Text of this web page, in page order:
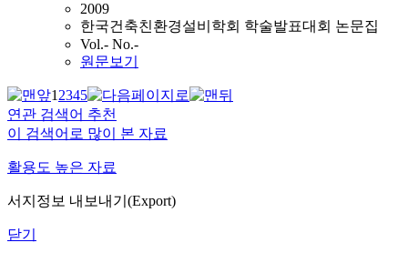
2009
한국건축친환경설비학회 학술발표대회 논문집
Vol.- No.-
원문보기
12345
연관 검색어 추천
이 검색어로 많이 본 자료
활용도 높은 자료
서지정보 내보내기(Export)
닫기